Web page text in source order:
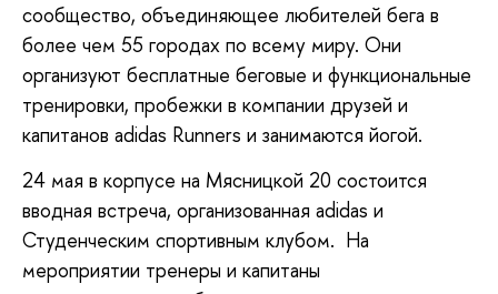
сообщество, объединяющее любителей бега в
более чем 55 городах по всему миру. Они
организуют бесплатные беговые и функциональные
тренировки, пробежки в компании друзей и
капитанов adidas Runners и занимаются йогой.
24 мая в корпусе на Мясницкой 20 состоится
вводная встреча, организованная adidas и
Студенческим спортивным клубом. На
мероприятии тренеры и капитаны